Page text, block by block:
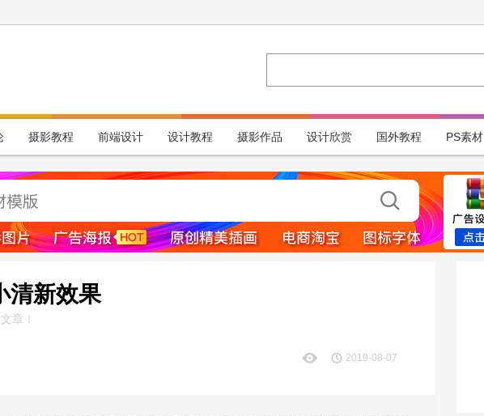
摄影教程 前端设计 设计教程 摄影作品 设计欣赏 国外教程 PS素材
清新效果
章！
2019-08-07